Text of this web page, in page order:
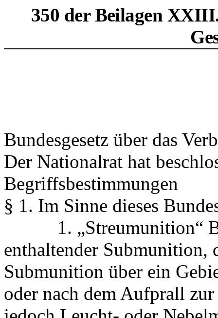
350 der Beilagen
Bundesgesetz über das
Der Nationalrat hat
Begriffsbestimmungen
§ 1. Im Sinne dieses
1. „Streumunition“
enthaltender Submunition,
Submunition über ein
oder nach dem Aufprall